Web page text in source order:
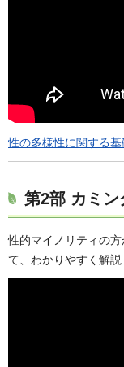
性の多様性に関する基
第2部 カミ
性的マイノリティの
て、わかりやすく解説